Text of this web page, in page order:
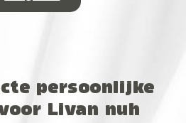
persoonlijke
Livan nuh